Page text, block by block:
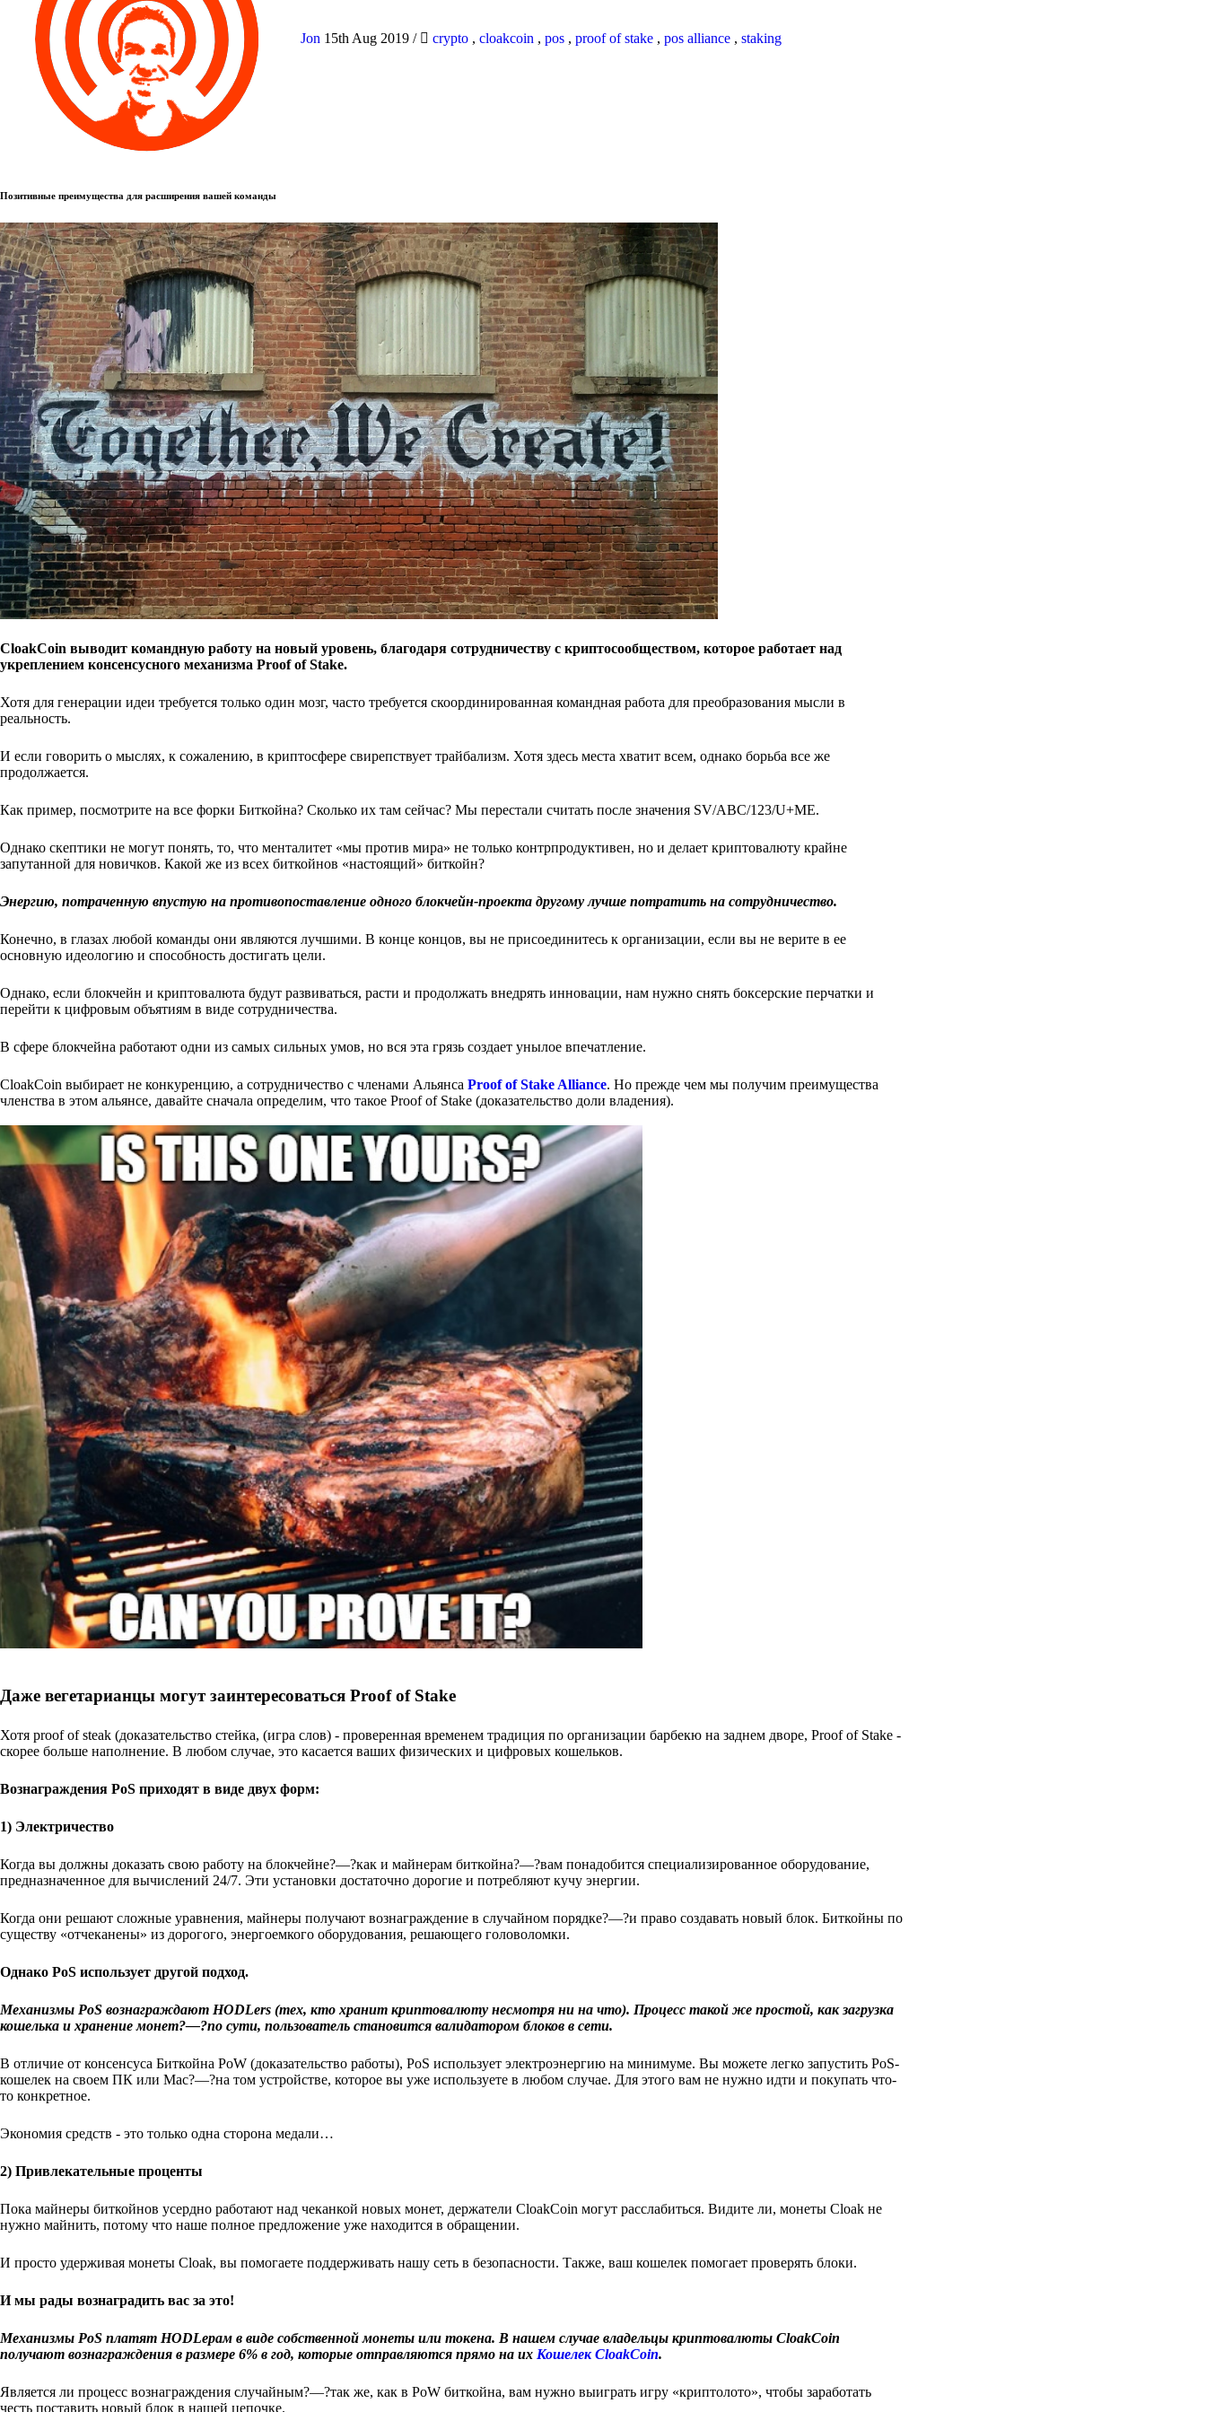
Jon 15th Aug 2019 / crypto , cloakcoin , pos , proof of stake , pos alliance , staking
Позитивные преимущества для расширения вашей команды
CloakCoin выводит командную работу на новый уровень, благодаря сотрудничеству с криптосообществом, которое работает над
укреплением консенсусного механизма Proof of Stake.
Хотя для генерации идеи требуется только один мозг, часто требуется скоординированная командная работа для преобразования мысли в
реальность.
И если говорить о мыслях, к сожалению, в криптосфере свирепствует трайбализм. Хотя здесь места хватит всем, однако борьба все же
продолжается.
Как пример, посмотрите на все форки Биткойна? Сколько их там сейчас? Мы перестали считать после значения SV/ABC/123/U+ME.
Однако скептики не могут понять, то, что менталитет «мы против мира» не только контрпродуктивен, но и делает криптовалюту крайне
запутанной для новичков. Какой же из всех биткойнов «настоящий» биткойн?
Энергию, потраченную впустую на противопоставление одного блокчейн-проекта другому лучше потратить на сотрудничество.
Конечно, в глазах любой команды они являются лучшими. В конце концов, вы не присоединитесь к организации, если вы не верите в ее
основную идеологию и способность достигать цели.
Однако, если блокчейн и криптовалюта будут развиваться, расти и продолжать внедрять инновации, нам нужно снять боксерские перчатки и
перейти к цифровым объятиям в виде сотрудничества.
В сфере блокчейна работают одни из самых сильных умов, но вся эта грязь создает унылое впечатление.
CloakCoin выбирает не конкуренцию, а сотрудничество с членами Альянса Proof of Stake Alliance. Но прежде чем мы получим преимущества
членства в этом альянсе, давайте сначала определим, что такое Proof of Stake (доказательство доли владения).
Даже вегетарианцы могут заинтересоваться Proof of Stake
Хотя proof of steak (доказательство стейка, (игра слов) - проверенная временем традиция по организации барбекю на заднем дворе, Proof of Stake -
скорее больше наполнение. В любом случае, это касается ваших физических и цифровых кошельков.
Вознаграждения PoS приходят в виде двух форм:
1) Электричество
Когда вы должны доказать свою работу на блокчейне?—?как и майнерам биткойна?—?вам понадобится специализированное оборудование,
предназначенное для вычислений 24/7. Эти установки достаточно дорогие и потребляют кучу энергии.
Когда они решают сложные уравнения, майнеры получают вознаграждение в случайном порядке?—?и право создавать новый блок. Биткойны по
существу «отчеканены» из дорогого, энергоемкого оборудования, решающего головоломки.
Однако PoS использует другой подход.
Механизмы PoS вознаграждают HODLers (тех, кто хранит криптовалюту несмотря ни на что). Процесс такой же простой, как загрузка
кошелька и хранение монет?—?по сути, пользователь становится валидатором блоков в сети.
В отличие от консенсуса Биткойна PoW (доказательство работы), PoS использует электроэнергию на минимуме. Вы можете легко запустить PoS-
кошелек на своем ПК или Mac?—?на том устройстве, которое вы уже используете в любом случае. Для этого вам не нужно идти и покупать что-
то конкретное.
Экономия средств - это только одна сторона медали…
2) Привлекательные проценты
Пока майнеры биткойнов усердно работают над чеканкой новых монет, держатели CloakCoin могут расслабиться. Видите ли, монеты Cloak не
нужно майнить, потому что наше полное предложение уже находится в обращении.
И просто удерживая монеты Cloak, вы помогаете поддерживать нашу сеть в безопасности. Также, ваш кошелек помогает проверять блоки.
И мы рады вознаградить вас за это!
Механизмы PoS платят HODLерам в виде собственной монеты или токена. В нашем случае владельцы криптовалюты CloakCoin
получают вознаграждения в размере 6% в год, которые отправляются прямо на их Кошелек CloakCoin.
Является ли процесс вознаграждения случайным?—?так же, как в PoW биткойна, вам нужно выиграть игру «криптолото», чтобы заработать
честь поставить новый блок в нашей цепочке.